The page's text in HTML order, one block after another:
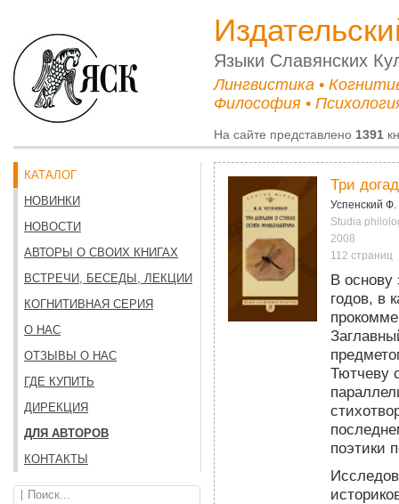
Языки Cлавянских
Лингвистика •
Философия •
На сайте представлено 1391
КАТАЛОГ
НОВИНКИ
НОВОСТИ
АВТОРЫ О СВОИХ КНИГАХ
ВСТРЕЧИ, БЕСЕДЫ, ЛЕКЦИИ
КОГНИТИВНАЯ СЕРИЯ
О НАС
ОТЗЫВЫ О НАС
ГДЕ КУПИТЬ
ДИРЕКЦИЯ
ДЛЯ АВТОРОВ
КОНТАКТЫ
Три
Успенский Ф.
Studia
2008
112 страниц
В основу
годов, в
Тютчеву
поэтики